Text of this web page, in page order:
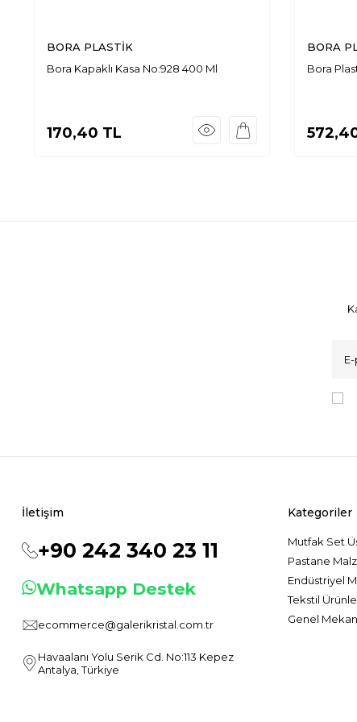
BORA PLASTİK
Bora Kapaklı Kasa No:928 400 Ml
170,40 TL
BORA
Bora
İletişim
+90 242 340 23 11
Whatsapp Destek
ecommerce@galerikristal.com.tr
Havaalanı Yolu Serik Cd. No:113 Kepez
Antalya, Türkiye
Kategoriler
Mutfak Set
Pastane
Endüstriyel
Tekstil
Genel